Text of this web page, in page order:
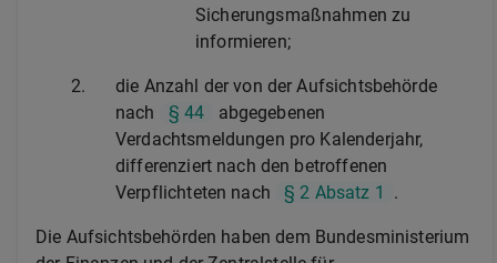
Sicherungsmaßnahmen zu
informieren;
2.
die Anzahl der von der Aufsichtsbehörde
nach
§ 44
abgegebenen
Verdachtsmeldungen pro Kalenderjahr,
differenziert nach den betroffenen
Verpflichteten nach
§ 2 Absatz 1 .
Die Aufsichtsbehörden haben dem Bundesministerium